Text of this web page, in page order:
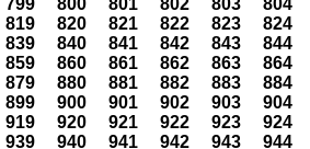
819 820 821 822 823
824
839 840 841 842 843
844
859 860 861 862 863
864
879 880 881 882 883
884
899 900 901 902 903
904
919 920 921 922 923
924
939 940 941 942 943
944